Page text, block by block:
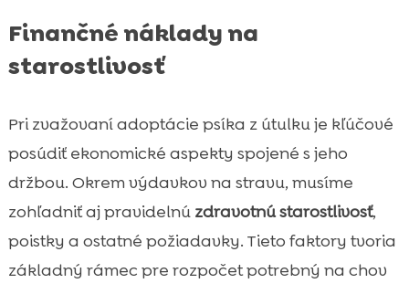
Finančné náklady na
starostlivosť
Pri zvažovaní adoptácie psíka z útulku je kľúčové
posúdiť ekonomické aspekty spojené s jeho
držbou. Okrem výdavkov na stravu, musíme
zohľadniť aj pravidelnú zdravotnú starostlivosť,
poistky a ostatné požiadavky. Tieto faktory tvoria
základný rámec pre rozpočet potrebný na chov